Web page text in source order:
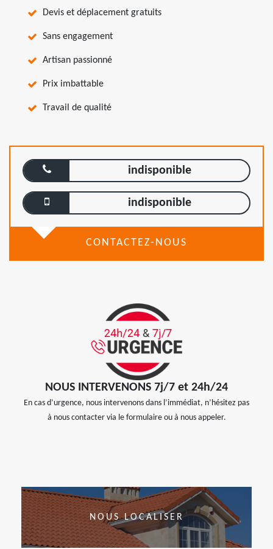
Devis et déplacement gratuits
Sans engagement
Artisan passionné
Prix imbattable
Travail de qualité
indisponible
indisponible
CONTACTEZ-NOUS
NOUS INTERVENONS 7j/7 et 24h/24
En cas d’urgence, nous intervenons dans l’immédiat, n’hésitez pas
à nous contacter via le formulaire ou à nous appeler.
NOUS LOCALISER